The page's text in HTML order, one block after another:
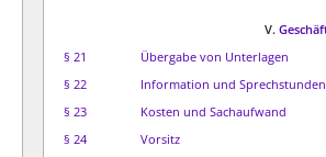
V.
§ 21
Übergabe von Unterlagen
§ 22
Information und Sprechstunden
§ 23
Kosten und Sachaufwand
§ 24
Vorsitz